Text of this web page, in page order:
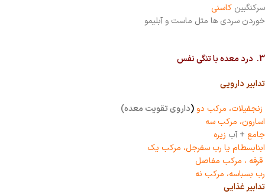
سرکنگبین کاسنی
خوردن سردی ها مثل ماست و آبلیمو
3. درد معده با تنگی نفس
تدابیر دارویی
زنجفیلات، مرکب دو (داروی تقویت معده)
اسارون، مرکب سه
جامع + آب زیره
ابنابسطام یا رب سفرجل، مرکب یک
قرفه ، مرکب مفاصل
رب بسباسه، مرکب نه
تدابیر غذایی